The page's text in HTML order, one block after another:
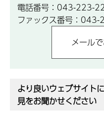
電話番号：043-223-
ファックス番号：
より良いウェブサイト
見をお聞かせください